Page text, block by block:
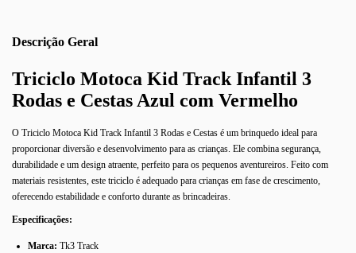
Descrição
Triciclo Motoca Kid Track Infantil 3
Rodas e Cestas Azul com Vermelho
O Triciclo Motoca Kid Track Infantil 3 Rodas e Cestas é um brinquedo ideal para
proporcionar diversão e desenvolvimento para as crianças. Ele combina segurança,
durabilidade e um design atraente, perfeito para os pequenos aventureiros. Feito com
materiais resistentes, este triciclo é adequado para crianças em fase de crescimento,
oferecendo estabilidade e conforto durante as brincadeiras.
Especificações:
Marca: Tk3 Track